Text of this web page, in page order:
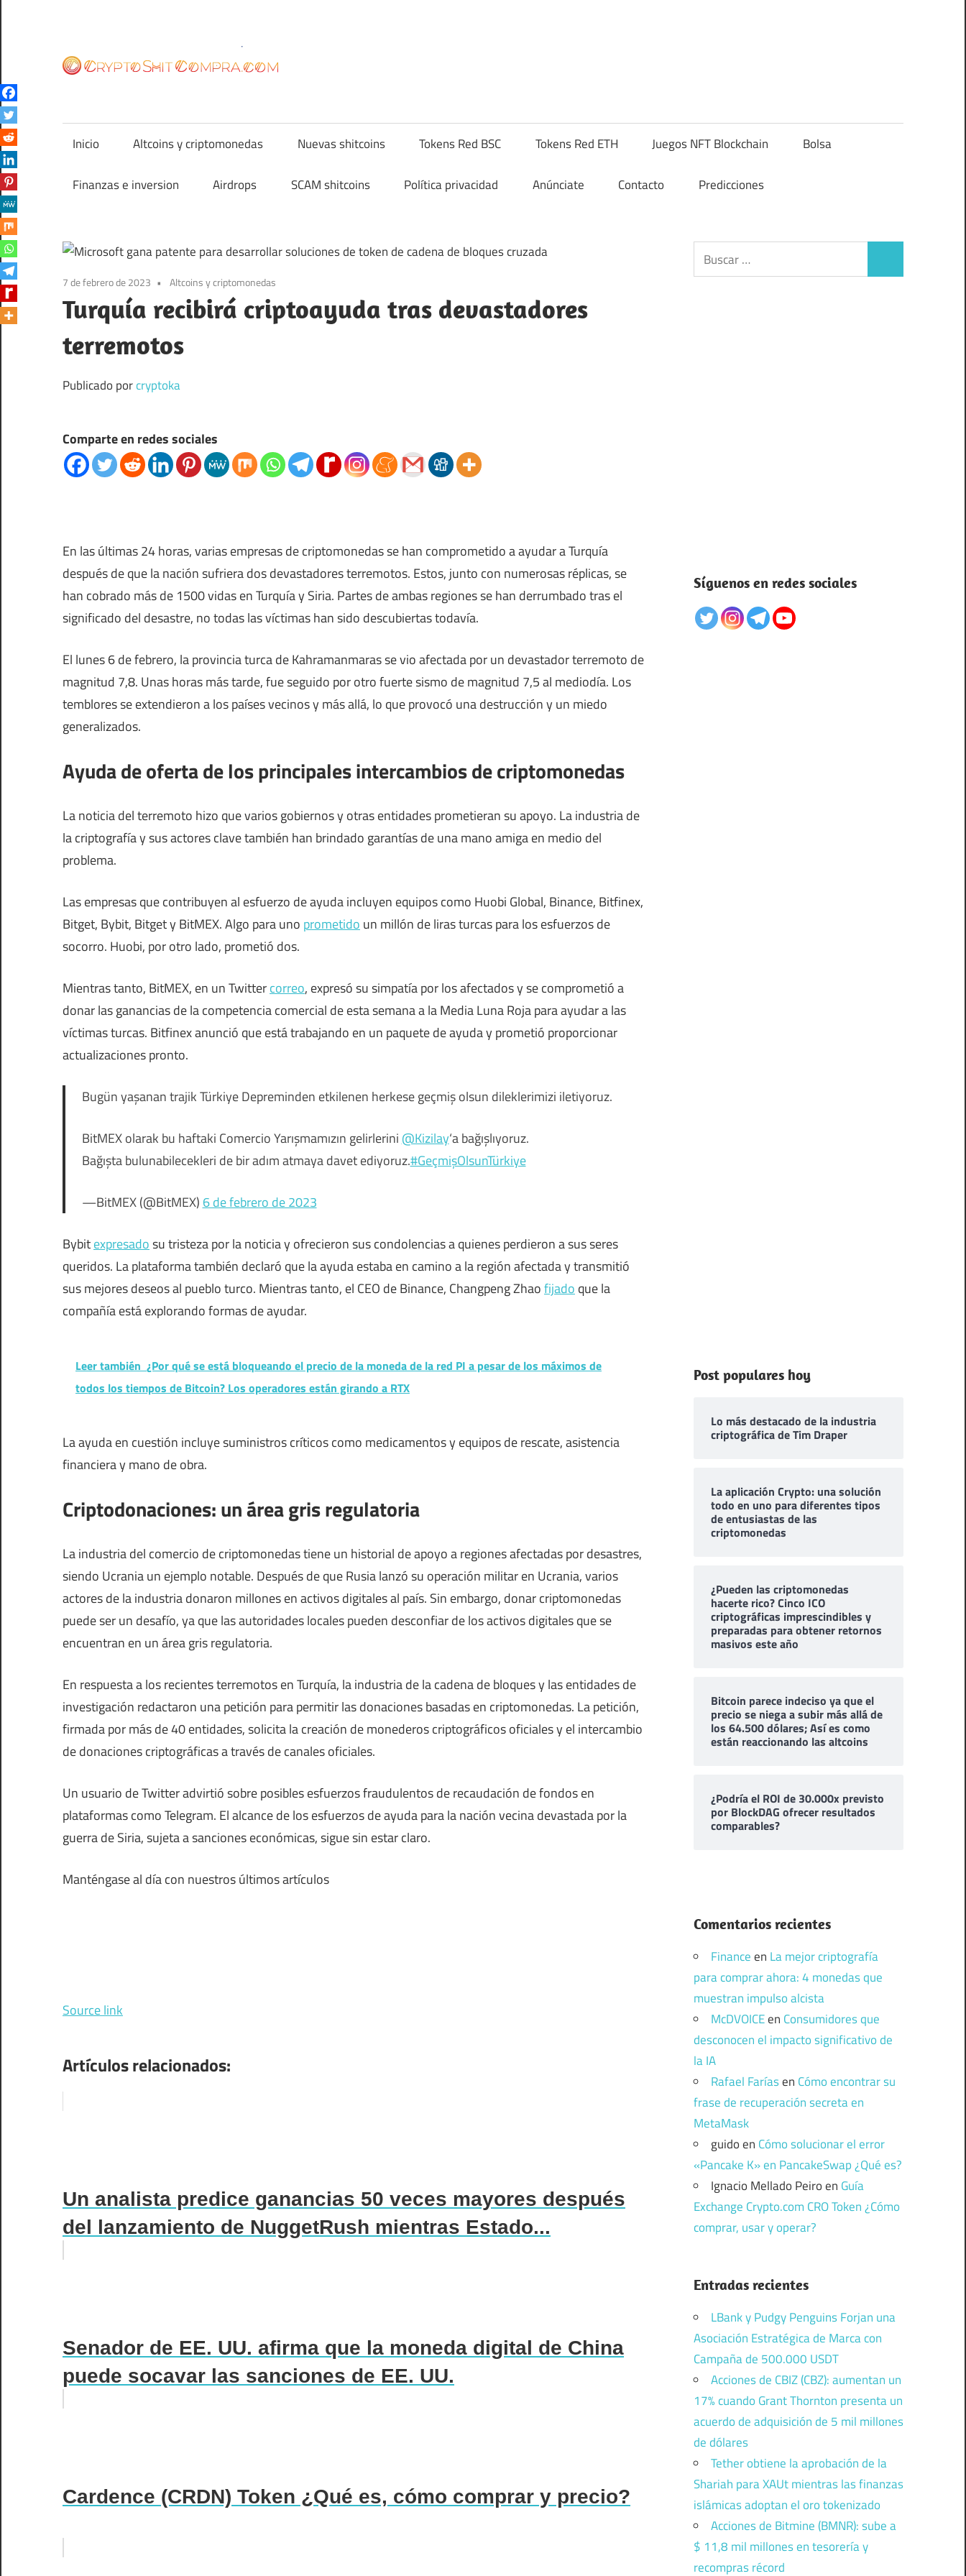
Inicio Altcoins y criptomonedas Nuevas shitcoins Tokens Red BSC Tokens Red ETH Juegos NFT Blockchain Bolsa
Finanzas e inversion Airdrops SCAM shitcoins Política privacidad Anúnciate Contacto Predicciones
7 de febrero de 2023 Altcoins y criptomonedas
Turquía recibirá criptoayuda tras devastadores
terremotos
Publicado porcryptoka
Comparte en redes sociales
En las últimas 24 horas, varias empresas de criptomonedas se han comprometido a ayudar a Turquía
después de que la nación sufriera dos devastadores terremotos. Estos, junto con numerosas réplicas, se
han cobrado más de 1500 vidas en Turquía y Siria. Partes de ambas regiones se han derrumbado tras el
significado del desastre, no todas las víctimas han sido descubiertas todavía.
El lunes 6 de febrero, la provincia turca de Kahramanmaras se vio afectada por un devastador terremoto de
magnitud 7,8. Unas horas más tarde, fue seguido por otro fuerte sismo de magnitud 7,5 al mediodía. Los
temblores se extendieron a los países vecinos y más allá, lo que provocó una destrucción y un miedo
generalizados.
Ayuda de oferta de los principales intercambios de criptomonedas
La noticia del terremoto hizo que varios gobiernos y otras entidades prometieran su apoyo. La industria de
la criptografía y sus actores clave también han brindado garantías de una mano amiga en medio del
problema.
Las empresas que contribuyen al esfuerzo de ayuda incluyen equipos como Huobi Global, Binance, Bitfinex,
Bitget, Bybit, Bitget y BitMEX. Algo para uno prometido un millón de liras turcas para los esfuerzos de
socorro. Huobi, por otro lado, prometió dos.
Mientras tanto, BitMEX, en un Twittercorreo, expresó su simpatía por los afectados y se comprometió a
donar las ganancias de la competencia comercial de esta semana a la Media Luna Roja para ayudar a las
víctimas turcas. Bitfinex anunció que está trabajando en un paquete de ayuda y prometió proporcionar
actualizaciones pronto.
Bugün yaşanan trajik Türkiye Depreminden etkilenen herkese geçmiş olsun dileklerimizi iletiyoruz.
BitMEX olarak bu haftaki Comercio Yarışmamızın gelirlerini @Kizilay‘a bağışlıyoruz.
Bağışta bulunabilecekleri de bir adım atmaya davet ediyoruz.#GeçmişOlsunTürkiye
—BitMEX (@BitMEX) 6 de febrero de 2023
Bybitexpresadosu tristeza por la noticia y ofrecieron sus condolencias a quienes perdieron a sus seres
queridos. La plataforma también declaró que la ayuda estaba en camino a la región afectada y transmitió
sus mejores deseos al pueblo turco. Mientras tanto, el CEO de Binance, Changpeng Zhaofijado que la
compañía está explorando formas de ayudar.
Leer también ¿Por qué se está bloqueando el precio de la moneda de la red PI a pesar de los máximos de
todos los tiempos de Bitcoin? Los operadores están girando a RTX
La ayuda en cuestión incluye suministros críticos como medicamentos y equipos de rescate, asistencia
financiera y mano de obra.
Criptodonaciones: un área gris regulatoria
La industria del comercio de criptomonedas tiene un historial de apoyo a regiones afectadas por desastres,
siendo Ucrania un ejemplo notable. Después de que Rusia lanzó su operación militar en Ucrania, varios
actores de la industria donaron millones en activos digitales al país. Sin embargo, donar criptomonedas
puede ser un desafío, ya que las autoridades locales pueden desconfiar de los activos digitales que se
encuentran en un área gris regulatoria.
En respuesta a los recientes terremotos en Turquía, la industria de la cadena de bloques y las entidades de
investigación redactaron una petición para permitir las donaciones basadas en criptomonedas. La petición,
firmada por más de 40 entidades, solicita la creación de monederos criptográficos oficiales y el intercambio
de donaciones criptográficas a través de canales oficiales.
Un usuario de Twitter advirtió sobre posibles esfuerzos fraudulentos de recaudación de fondos en
plataformas como Telegram. El alcance de los esfuerzos de ayuda para la nación vecina devastada por la
guerra de Siria, sujeta a sanciones económicas, sigue sin estar claro.
Manténgase al día con nuestros últimos artículos
Source link
Artículos relacionados:
Un analista predice ganancias 50 veces mayores después
del lanzamiento de NuggetRush mientras Estado...
Senador de EE. UU. afirma que la moneda digital de China
puede socavar las sanciones de EE. UU.
Cardence (CRDN) Token ¿Qué es, cómo comprar y precio?
Buscar:
Síguenos en redes sociales
Post populares hoy
Lo más destacado de la industria
criptográfica de Tim Draper
La aplicación Crypto: una solución
todo en uno para diferentes tipos
de entusiastas de las
criptomonedas
¿Pueden las criptomonedas
hacerte rico? Cinco ICO
criptográficas imprescindibles y
preparadas para obtener retornos
masivos este año
Bitcoin parece indeciso ya que el
precio se niega a subir más allá de
los 64.500 dólares; Así es como
están reaccionando las altcoins
¿Podría el ROI de 30.000x previsto
por BlockDAG ofrecer resultados
comparables?
Comentarios recientes
Financeen La mejor criptografía
para comprar ahora: 4 monedas que
muestran impulso alcista
McDVOICEen Consumidores que
desconocen el impacto significativo de
la IA
Rafael Faríasen Cómo encontrar su
frase de recuperación secreta en
MetaMask
guidoen Cómo solucionar el error
«Pancake K» en PancakeSwap ¿Qué es?
Ignacio Mellado Peiroen Guía
Exchange Crypto.com CRO Token ¿Cómo
comprar, usar y operar?
Entradas recientes
LBank y Pudgy Penguins Forjan una
Asociación Estratégica de Marca con
Campaña de 500.000 USDT
Acciones de CBIZ (CBZ): aumentan un
17% cuando Grant Thornton presenta un
acuerdo de adquisición de 5 mil millones
de dólares
Tether obtiene la aprobación de la
Shariah para XAUt mientras las finanzas
islámicas adoptan el oro tokenizado
Acciones de Bitmine (BMNR): sube a
$ 11,8 mil millones en tesorería y
recompras récord